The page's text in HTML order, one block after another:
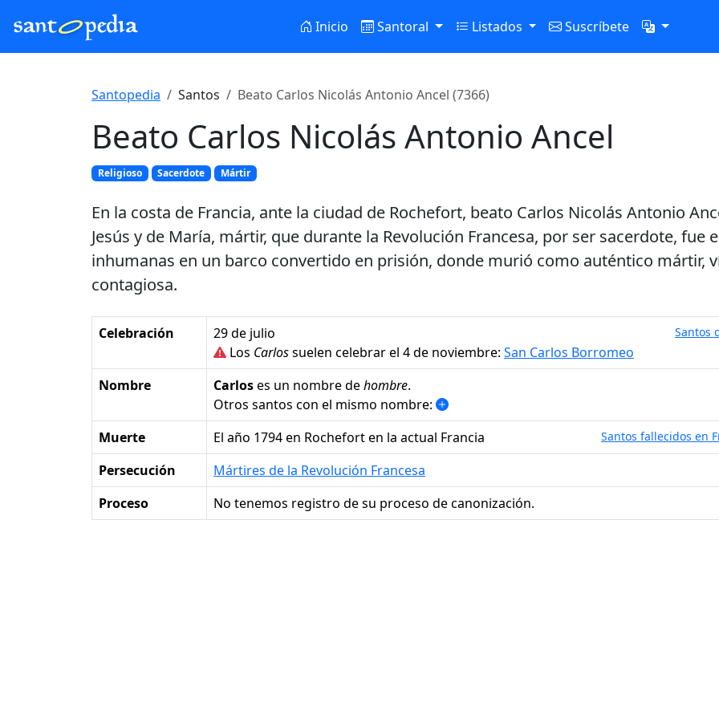
Inicio Santoral Listados Suscríbete
Santopedia Santos Beato Carlos Nicolás Antonio Ancel (7366)
Beato Carlos Nicolás Antonio Ancel
Religioso Sacerdote Mártir
En la costa de Francia, ante la ciudad de Rochefort, beato Carlos Nicolás Antonio
Jesús y de María, mártir, que durante la Revolución Francesa, por ser sacerdote, fue
inhumanas en un barco convertido en prisión, donde murió como auténtico mártir,
contagiosa.
Celebración 29 de julio Santos
Los Carlossuelen celebrar el 4 de noviembre: San Carlos Borromeo
Nombre
Carloses un nombre dehombre.
Otros santos con el mismo nombre:
Muerte
el año 1794 en Rochefort en la actual Francia Santos fallecidos en
Persecución
Mártires de la Revolución Francesa
Proceso
No tenemos registro de su proceso de canonización.